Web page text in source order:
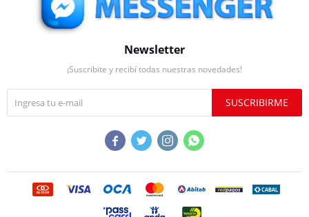
Newsletter
¡Suscribite y recibí todas nuestras novedades!
SUSCRIBIRME
   